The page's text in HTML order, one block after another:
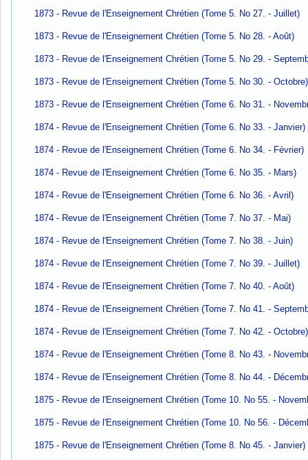
1873 - Revue de l'Enseignement Chrétien (Tome 5. No 27. - Juillet)
1873 - Revue de l'Enseignement Chrétien (Tome 5. No 28. - Août)
1873 - Revue de l'Enseignement Chrétien (Tome 5. No 29. -
1873 - Revue de l'Enseignement Chrétien (Tome 5. No 30. - Octobre)
1873 - Revue de l'Enseignement Chrétien (Tome 6. No 31. -
1874 - Revue de l'Enseignement Chrétien (Tome 6. No 33. - Janvier)
1874 - Revue de l'Enseignement Chrétien (Tome 6. No 34. - Février)
1874 - Revue de l'Enseignement Chrétien (Tome 6. No 35. - Mars)
1874 - Revue de l'Enseignement Chrétien (Tome 6. No 36. - Avril)
1874 - Revue de l'Enseignement Chrétien (Tome 7. No 37. - Mai)
1874 - Revue de l'Enseignement Chrétien (Tome 7. No 38. - Juin)
1874 - Revue de l'Enseignement Chrétien (Tome 7. No 39. - Juillet)
1874 - Revue de l'Enseignement Chrétien (Tome 7. No 40. - Août)
1874 - Revue de l'Enseignement Chrétien (Tome 7. No 41. -
1874 - Revue de l'Enseignement Chrétien (Tome 7. No 42. - Octobre)
1874 - Revue de l'Enseignement Chrétien (Tome 8. No 43. -
1874 - Revue de l'Enseignement Chrétien (Tome 8. No 44. -
1875 - Revue de l'Enseignement Chrétien (Tome 10. No 55. -
1875 - Revue de l'Enseignement Chrétien (Tome 10. No 56. -
1875 - Revue de l'Enseignement Chrétien (Tome 8. No 45. - Janvier)